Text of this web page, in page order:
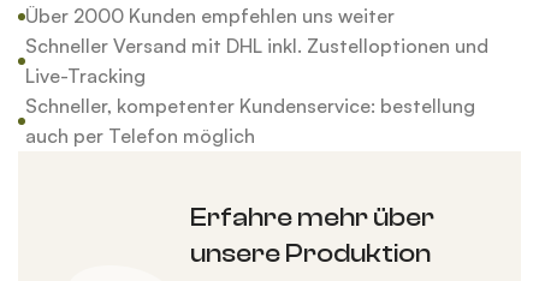
Über 2000 Kunden empfehlen uns weiter
Schneller Versand mit DHL inkl. Zustelloptionen und
Live-Tracking
Schneller, kompetenter Kundenservice: bestellung
auch per Telefon möglich
Erfahre mehr über
unsere Produktion